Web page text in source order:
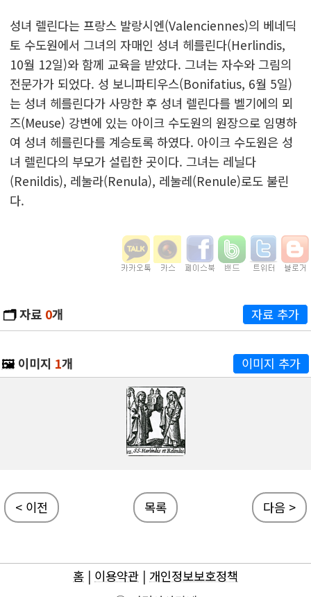
성녀 렐린다는 프랑스 발랑시엔(Valenciennes)의 베네딕
토 수도원에서 그녀의 자매인 성녀 헤를린다(Herlindis,
10월 12일)와 함께 교육을 받았다. 그녀는 자수와 그림의
전문가가 되었다. 성 보니파티우스(Bonifatius, 6월 5일)
는 성녀 헤를린다가 사망한 후 성녀 렐린다를 벨기에의 뫼
즈(Meuse) 강변에 있는 아이크 수도원의 원장으로 임명하
여 성녀 헤를린다를 계승토록 하였다. 아이크 수도원은 성
녀 렐린다의 부모가 설립한 곳이다. 그녀는 레닐다
(Renildis), 레눌라(Renula), 레눌레(Renule)로도 불린
다.
🗂️자료 0개 자료 추가
🖼️ 이미지 1개 이미지 추가
< 이전 목록 다음 >
홈 | 이용약관 | 개인정보보호정책